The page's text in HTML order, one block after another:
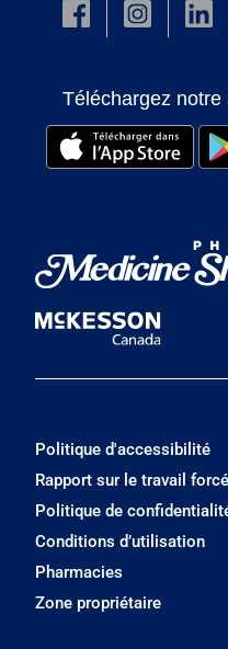
Téléchargez notre
Politique d'accessibilité
Rapport sur le travail
Politique de
Conditions d’utilisation
Pharmacies
Zone propriétaire